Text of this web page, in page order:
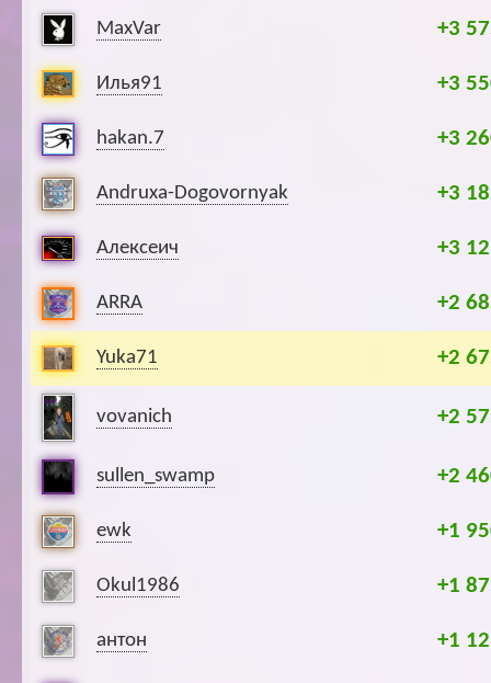
MaxVar +3
Илья91 +3
hakan.7 +3
Andruxa-Dogovornyak +3
Алексеич +3
ARRA +2
Yuka71 +2
vovanich +2
sullen_swamp +2
ewk +1
Okul1986 +1
антон +1